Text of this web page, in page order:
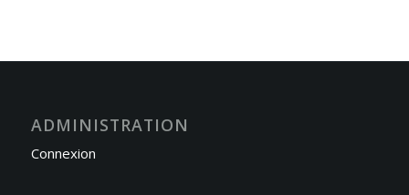
ADMINISTRATION
Connexion